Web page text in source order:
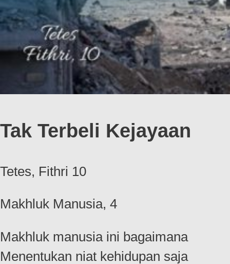
Tak Terbeli Kejayaan
Tetes, Fithri 10
Makhluk Manusia, 4
Makhluk manusia ini bagaimana
Menentukan niat kehidupan saja